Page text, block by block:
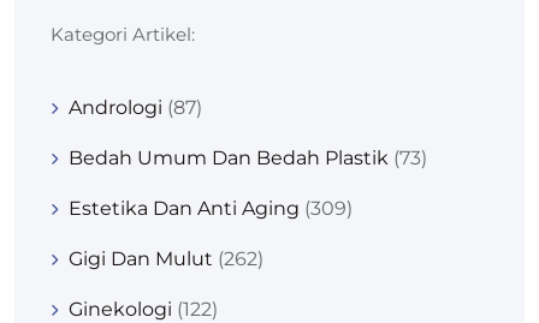
Kategori Artikel:
Andrologi (87)
Bedah Umum Dan Bedah Plastik (73)
Estetika Dan Anti Aging (309)
Gigi Dan Mulut (262)
Ginekologi (122)